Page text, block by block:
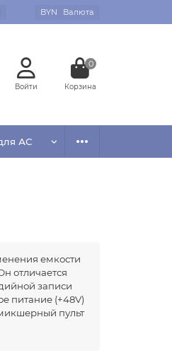
BYN Валюта
0
АС
емкости
отличается
записи
питание (+48V)
пульт